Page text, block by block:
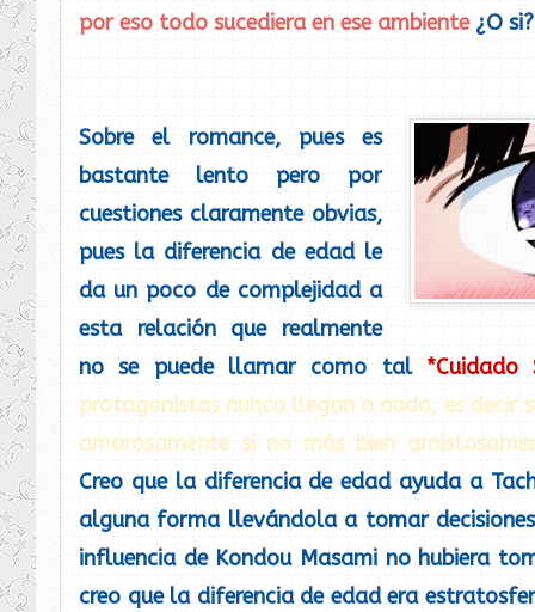
por eso todo sucediera en ese ambiente¿O
Sobre el romance, pues es
bastante lento pero por
cuestiones claramente obvias,
pues la diferencia de edad le
da un poco de complejidad a
esta relación que realmente
no se puede llamar como tal*Cuidado
protagonistas nunca llegan a nada, es decir
amorosamente si no más bien
Creo que la diferencia de edad ayuda a
alguna forma llevándola a tomar
influencia de Kondou Masami no hubiera
creo que la diferencia de edad era